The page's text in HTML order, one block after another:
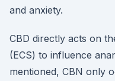
and anxiety.
CBD directly acts on
(ECS) to influence
mentioned, CBN only